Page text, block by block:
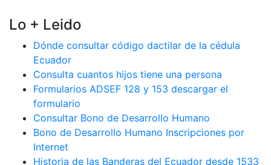
Lo + Leido
Dónde consultar código dactilar de la cédula
Ecuador
Consulta cuantos hijos tiene una persona
Formularios ADSEF 128 y 153 descargar el
formulario
Consultar Bono de Desarrollo Humano
Bono de Desarrollo Humano Inscripciones por
Internet
Historia de las Banderas del Ecuador desde 1533